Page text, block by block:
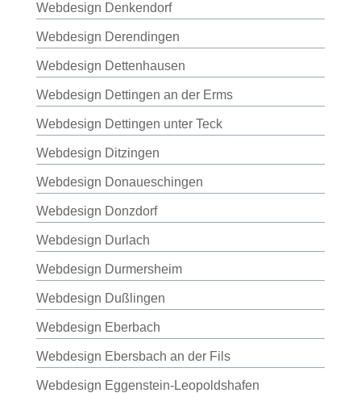
Webdesign Denkendorf
Webdesign Derendingen
Webdesign Dettenhausen
Webdesign Dettingen an der Erms
Webdesign Dettingen unter Teck
Webdesign Ditzingen
Webdesign Donaueschingen
Webdesign Donzdorf
Webdesign Durlach
Webdesign Durmersheim
Webdesign Dußlingen
Webdesign Eberbach
Webdesign Ebersbach an der Fils
Webdesign Eggenstein-Leopoldshafen